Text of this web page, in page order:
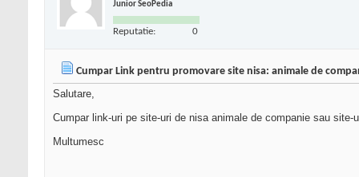
Junior SeoPedia
Reputatie: 0
Cumpar Link pentru promovare site nisa: animale de
Salutare,
Cumpar link-uri pe site-uri de nisa animale de companie sau site-
Multumesc